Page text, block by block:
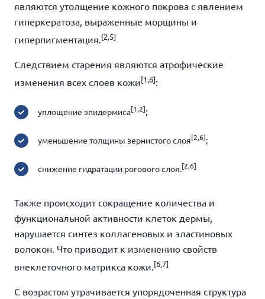
являются утолщение кожного покрова с явлением
гиперкератоза, выраженные морщины и
гиперпигментация. [2,5]
Следствием старения являются атрофические
изменения всех слоев кожи [1,6] :
уплощение эпидермиса[1,2];
уменьшение толщины зернистого слоя[2,6];
снижение гидратации рогового слоя.[2,6]
Также происходит сокращение количества и
функциональной активности клеток дермы,
нарушается синтез коллагеновых и эластиновых
волокон. Что приводит к изменению свойств
внеклеточного матрикса кожи.[6,7]
С возрастом утрачивается упорядоченная структура